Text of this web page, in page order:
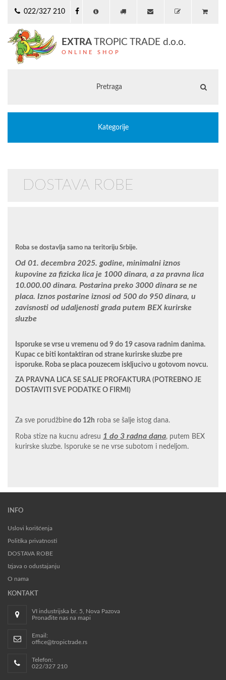
022/327 210
EXTRA TROPIC TRADE d.o.o.
ONLINE SHOP
Kategorije
DOSTAVA ROBE
Roba se dostavlja samo na teritoriju Srbije.
Od 01. decembra 2025. godine, minimalni iznos
kupovine za fizicka lica je 1000 dinara, a za pravna lica
10.000.00 dinara. Postarina preko 3000 dinara se ne
placa. Iznos postarine iznosi od 500 do 950 dinara, u
zavisnosti od udaljenosti grada putem BEX kurirske
sluzbe
Isporuke se vrse u vremenu od 9 do 19 casova radnim danima.
Kupac ce biti kontaktiran od strane kurirske sluzbe pre
isporuke. Roba se placa pouzecem iskljucivo u gotovom novcu.
ZA PRAVNA LICA SE SALJE PROFAKTURA (POTREBNO JE
DOSTAVITI SVE PODATKE O FIRMI)
Za sve porudžbine do 12h roba se šalje istog dana.
Roba stize na kucnu adresu 1 do 3 radna dana, putem BEX
kurirske sluzbe. Isporuke se ne vrse subotom i nedeljom.
INFO
Uslovi korišćenja
Politika privatnosti
DOSTAVA ROBE
Izjava o odustajanju
O nama
KONTAKT
VI industrijska br. 5, Nova Pazova
Pronađite nas na mapi
Email:
office@tropictrade.rs
Telefon:
022/327 210